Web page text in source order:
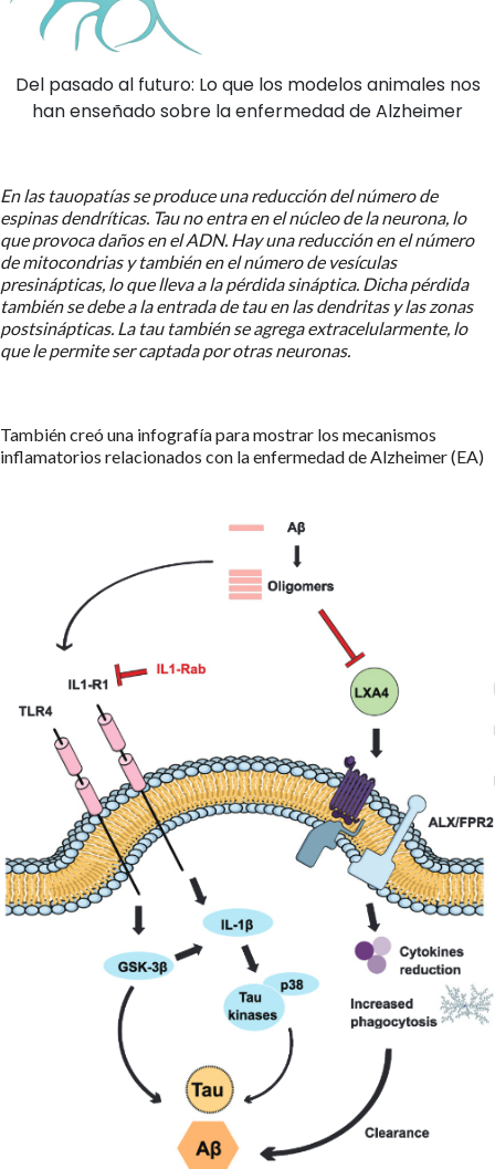
Del pasado al futuro: Lo que los modelos animales nos
han enseñado sobre la enfermedad de Alzheimer
En las tauopatías se produce una reducción del número de
espinas dendríticas. Tau no entra en el núcleo de la neurona, lo
que provoca daños en el ADN. Hay una reducción en el número
de mitocondrias y también en el número de vesículas
presinápticas, lo que lleva a la pérdida sináptica. Dicha pérdida
también se debe a la entrada de tau en las dendritas y las zonas
postsinápticas. La tau también se agrega extracelularmente, lo
que le permite ser captada por otras neuronas.
También creó una infografía para mostrar los mecanismos
inflamatorios relacionados con la enfermedad de Alzheimer (EA)